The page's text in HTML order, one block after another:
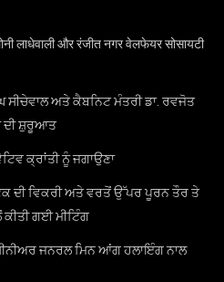
लाधेवाली और रंजीत नगर वेलफेयर सोसायटी
ਸੀਚੇਵਾਲ ਅਤੇ ਕੈਬਨਿਟ ਮੰਤਰੀ ਡਾ. ਰਵਜੋਤ
ਦੀ ਸ਼ੁਰੂਆਤ
ਕ੍ਰਾਂਤੀ ਨੂੰ ਜਗਾਉਣਾ
ਦੀ ਵਿਕਰੀ ਅਤੇ ਵਰਤੋਂ ਉੱਪਰ ਪੂਰਨ ਤੌਰ ਤੇ
ਗਈ ਮੀਟਿੰਗ
ਜਨਰਲ ਮਿਨ ਆਂਗ ਹਲਾਇੰਗ ਨਾਲ